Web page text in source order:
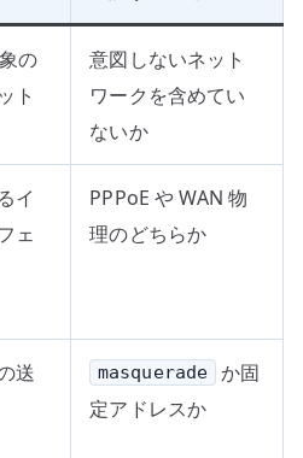
の
ト
意図しないネット
ワークを含めてい
ないか
イ
ェ
PPPoE や WAN 物
理のどちらか
送
masquerade
か固
定アドレスか